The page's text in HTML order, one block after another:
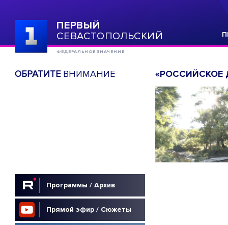
ПЕРВЫЙ
СЕВАСТОПОЛЬСКИЙ
ФЕДЕРАЛЬНОЕ ЗНАЧЕНИЕ
ОБРАТИТЕВНИМАНИЕ
Программы / Архив
Прямой эфир / Сюжеты
«РОССИЙСКОЕ